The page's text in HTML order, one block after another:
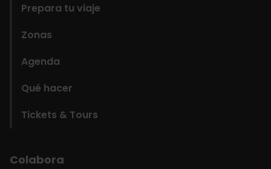
Prepara tu viaje
Zonas
Agenda
Qué hacer
Tickets & Tours
Colabora